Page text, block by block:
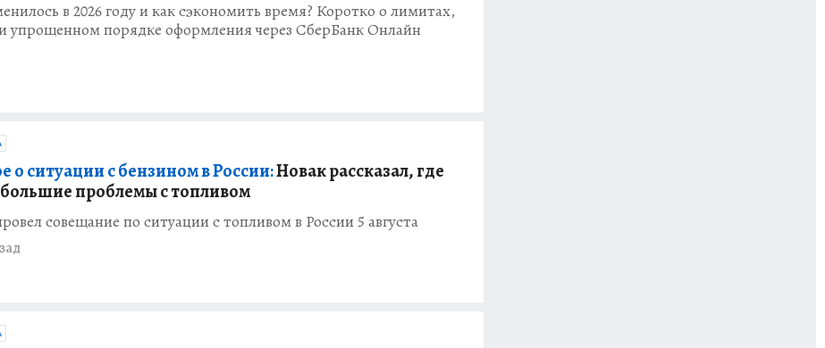
в 2026 году и как сэкономить время? Коротко о лимитах,
упрощенном порядке оформления через СберБанк Онлайн
о ситуации с бензином в России:Новак рассказал, где
проблемы с топливом
совещание по ситуации с топливом в России 5 августа